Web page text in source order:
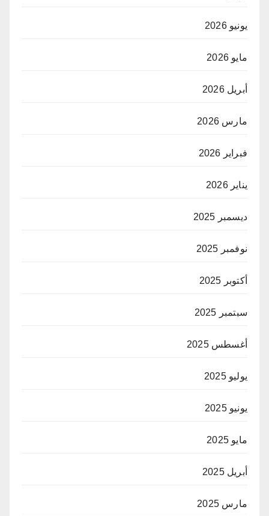
يونيو 2026
مايو 2026
أبريل 2026
مارس 2026
فبراير 2026
يناير 2026
ديسمبر 2025
نوفمبر 2025
أكتوبر 2025
سبتمبر 2025
أغسطس 2025
يوليو 2025
يونيو 2025
مايو 2025
أبريل 2025
مارس 2025